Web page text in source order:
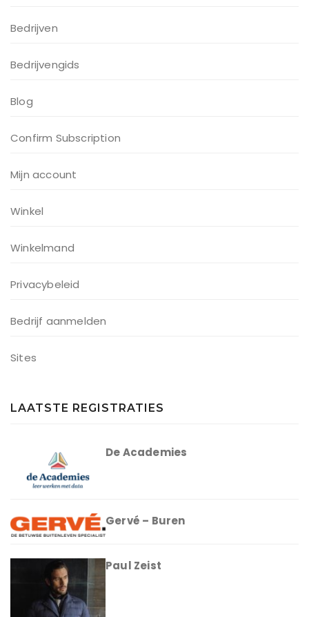
Bedrijven
Bedrijvengids
Blog
Confirm Subscription
Mijn account
Winkel
Winkelmand
Privacybeleid
Bedrijf aanmelden
Sites
LAATSTE REGISTRATIES
De Academies
Gervé – Buren
Paul Zeist